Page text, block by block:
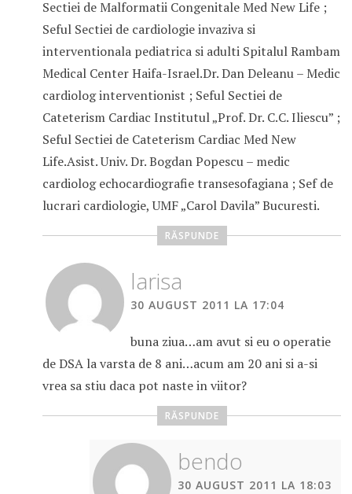
Sectiei de Malformatii Congenitale Med New Life ;
Seful Sectiei de cardiologie invaziva si
interventionala pediatrica si adulti Spitalul Rambam
Medical Center Haifa-Israel.Dr. Dan Deleanu – Medic
cardiolog interventionist ; Seful Sectiei de
Cateterism Cardiac Institutul „Prof. Dr. C.C. Iliescu” ;
Seful Sectiei de Cateterism Cardiac Med New
Life.Asist. Univ. Dr. Bogdan Popescu – medic
cardiolog echocardiografie transesofagiana ; Sef de
lucrari cardiologie, UMF „Carol Davila” Bucuresti.
RĂSPUNDE
larisa
30 AUGUST 2011 LA 17:04
buna ziua…am avut si eu o operatie
de DSA la varsta de 8 ani…acum am 20 ani si a-si
vrea sa stiu daca pot naste in viitor?
RĂSPUNDE
bendo
30 AUGUST 2011 LA 18:03